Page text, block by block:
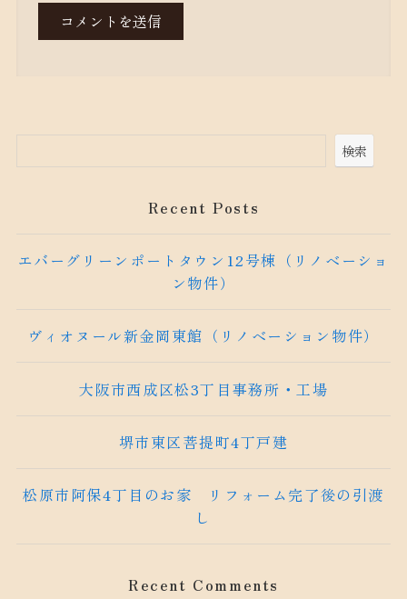
検索
Recent Posts
エバーグリーンポートタウン12号棟（リノベーショ
ン物件）
ヴィオヌール新金岡東館（リノベーション物件）
大阪市西成区松3丁目事務所・工場
堺市東区菩提町4丁戸建
松原市阿保4丁目のお家 リフォーム完了後の引渡
し
Recent Comments